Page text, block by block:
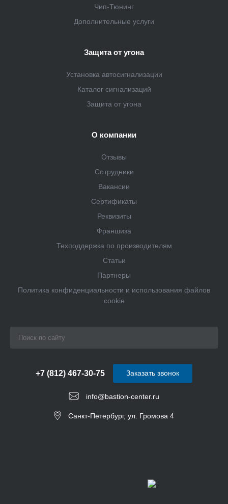
Чип-Тюнинг
Дополнительные услуги
Защита от угона
Установка автосигнализации
Каталог сигнализаций
Защита от угона
О компании
Отзывы
Сотрудники
Вакансии
Сертификаты
Реквизиты
Франшиза
Техподдержка по производителям
Статьи
Партнеры
Политика конфиденциальности и использования файлов
cookie
+7 (812) 467-30-75
info@bastion-center.ru
Заказать звонок
Санкт-Петербург, ул. Громова 4